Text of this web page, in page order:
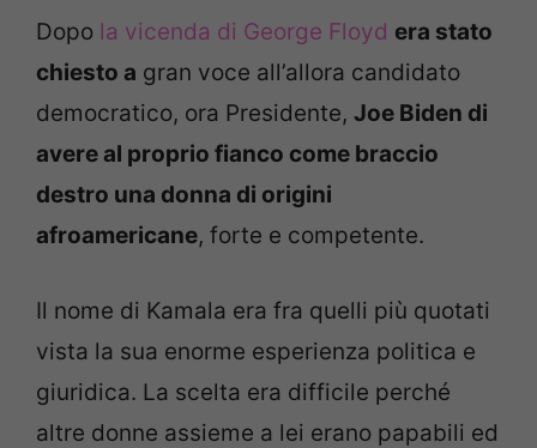
Dopo la vicenda di George Floyd era stato
chiesto a gran voce all’allora candidato
democratico, ora Presidente, Joe Biden di
avere al proprio fianco come braccio
destro una donna di origini
afroamericane, forte e competente.
Il nome di Kamala era fra quelli più quotati
vista la sua enorme esperienza politica e
giuridica. La scelta era difficile perché
altre donne assieme a lei erano papabili ed